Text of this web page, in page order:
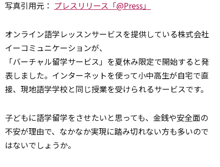
写真引用元： プレスリリース「@Press」
オンライン語学レッスンサービスを提供している株式会社
イーコミュニケーションが、
「バーチャル留学サービス」を夏休み限定で開始すると発
表しました。インターネットを使って小中高生が自宅で直
接、現地語学学校と同じ授業を受けられるサービスです。
子どもに語学留学をさせたいと思っても、金銭や安全面の
不安が理由で、なかなか実現に踏み切れない方も多いので
はないでしょうか。